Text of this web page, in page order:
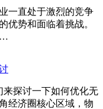
一直处于激烈的竞争
优势和面临着挑战。
探讨一下如何优化无
经济圈核心区域，物